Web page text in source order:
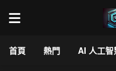
首頁 熱門 AI 人工智